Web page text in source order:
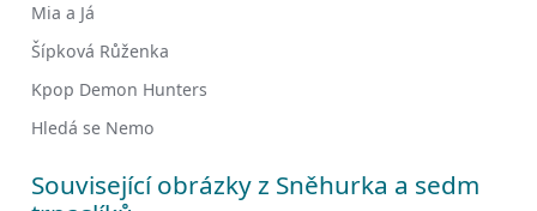
Mia a Já
Šípková Růženka
Kpop Demon Hunters
Hledá se Nemo
Související obrázky z Sněhurka a sedm